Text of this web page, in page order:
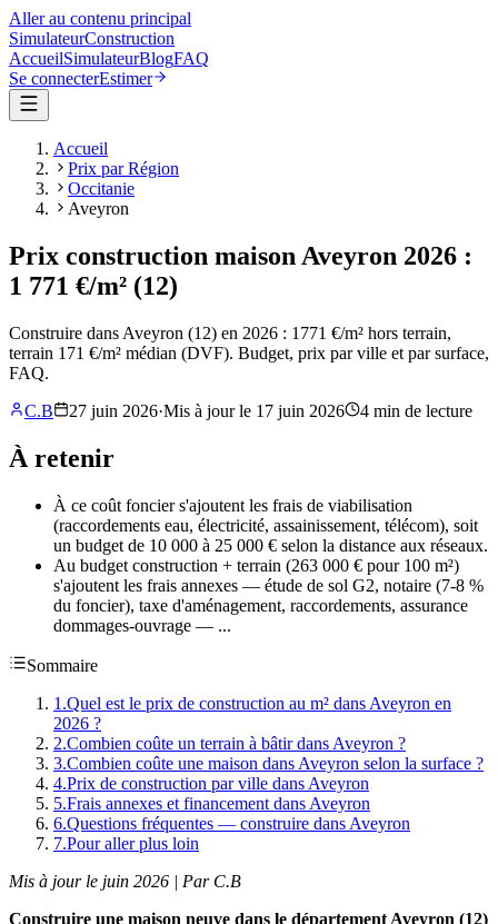
Aller au contenu principal
SimulateurConstruction
AccueilSimulateurBlogFAQ
Se connecterEstimer
Accueil
Prix par Région
Occitanie
Aveyron
Prix construction maison Aveyron 2026 :
1 771 €/m² (12)
Construire dans Aveyron (12) en 2026 : 1771 €/m² hors terrain,
terrain 171 €/m² médian (DVF). Budget, prix par ville et par surface,
FAQ.
C.B
27 juin 2026·Mis à jour le 17 juin 2026 4 min de lecture
À retenir
À ce coût foncier s'ajoutent les frais de viabilisation
(raccordements eau, électricité, assainissement, télécom), soit
un budget de 10 000 à 25 000 € selon la distance aux réseaux.
Au budget construction + terrain (263 000 € pour 100 m²)
s'ajoutent les frais annexes — étude de sol G2, notaire (7-8 %
du foncier), taxe d'aménagement, raccordements, assurance
dommages-ouvrage — ...
Sommaire
1 .Quel est le prix de construction au m² dans Aveyron en
2026 ?
2.Combien coûte un terrain à bâtir dans Aveyron ?
3.Combien coûte une maison dans Aveyron selon la surface ?
4.Prix de construction par ville dans Aveyron
5.Frais annexes et financement dans Aveyron
6.Questions fréquentes — construire dans Aveyron
7.Pour aller plus loin
Mis à jour le juin 2026 | Par C.B
Construire une maison neuve dans le département Aveyron (12)